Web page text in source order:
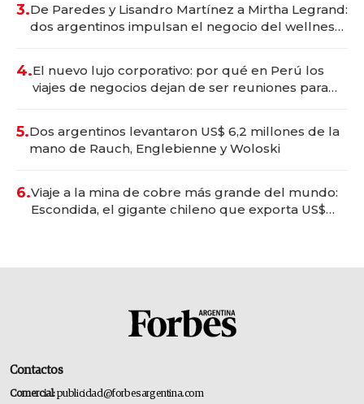
3.De Paredes y Lisandro Martínez a Mirtha Legrand:
dos argentinos impulsan el negocio del wellness
4.El nuevo lujo corporativo: por qué en Perú los
viajes de negocios dejan de ser reuniones para
5.Dos argentinos levantaron US$ 6,2 millones de la
mano de Rauch, Englebienne y Woloski
6.Viaje a la mina de cobre más grande del mundo:
Escondida, el gigante chileno que exporta US$
Contactos
Comercial:publicidad@forbesargentina.com